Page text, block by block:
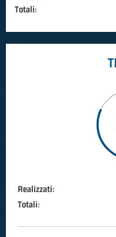
Totali:
Realizzati:
Totali: